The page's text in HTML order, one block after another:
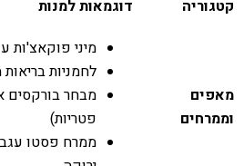
קטגוריה
דוגמאות למנות
מאפים
וממרחים
מיני פוקאצ'ות
לחמניות
מבחר בורקסים
פטריות)
ממרח פסטו